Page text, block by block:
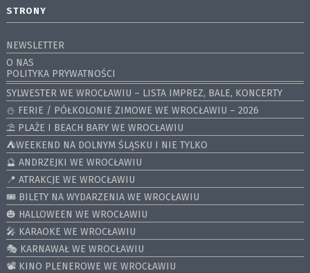
STRONY
NEWSLETTER
O NAS
POLITYKA PRYWATNOŚCI
SYLWESTER WE WROCŁAWIU – LISTA IMPREZ, BALE, KONCERTY
⛄️ FERIE / PÓŁKOLONIE ZIMOWE WE WROCŁAWIU – 2026
⛱️ PLAŻE I BEACH BARY WE WROCŁAWIU
⛺️WEEKEND NA DOLNYM ŚLĄSKU I NIE TYLKO
🔮 ANDRZEJKI WE WROCŁAWIU
📍 ATRAKCJE WE WROCŁAWIU
🎟️ BILETY NA WYDARZENIA WE WROCŁAWIU
🎃 HALLOWEEN WE WROCŁAWIU
🎤 KARAOKE WE WROCŁAWIU
🎭 KARNAWAŁ WE WROCŁAWIU
📽️ KINO PLENEROWE WE WROCŁAWIU